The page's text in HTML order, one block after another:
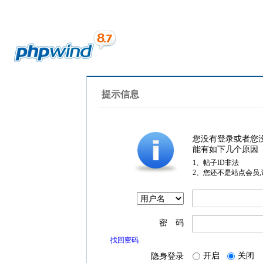
提示信息
您没有登录或者您
能有如下几个原因
1、帖子ID非法
2、您还不是站点会员
密 码
找回密码
隐身登录 开启 关闭